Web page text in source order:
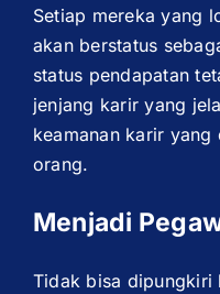
Setiap mereka yang
akan berstatus
status pendapatan
jenjang karir yang
keamanan karir
orang.
Menjadi
Tidak bisa dipungkiri